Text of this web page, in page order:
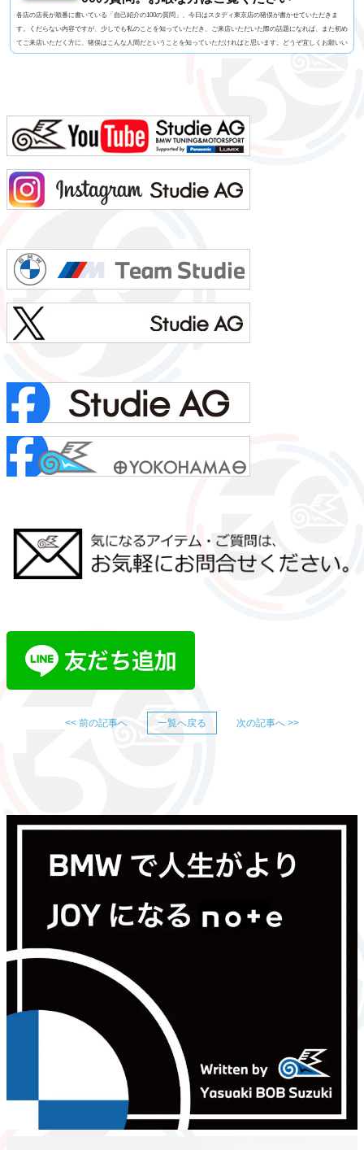
各店の店長が順番に書いている「自己紹介の100の質問」、今日はスタディ東京店の猪俣が書かせていただきま
す。くだらない内容ですが、少しでも私のことを知っていただき、ご来店いただいた際の話題になれば、また初め
てご来店いただく方に、猪俣はこんな人間だということを知っていただければと思います。どうぞ宜しくお願いい
<< 前の記事へ 一覧へ戻る 次の記事へ >>